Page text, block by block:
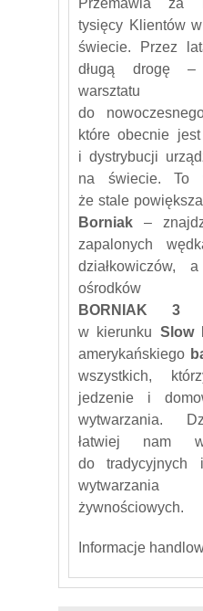
Przemawia za
tysięcy Klientów
świecie. Przez
długą drogę –
warsztatu
do
które obecnie
i dystrybucji
na świecie. To
że stale
Borniak –
zapalonych
działkowiczów,
ośrodków
BORNIAK 3
w kierunku Slow
amerykańskiego
wszystkich,
jedzenie i
wytwarzania.
łatwiej nam
do tradycyjnych
żywnościowych.
Informacje